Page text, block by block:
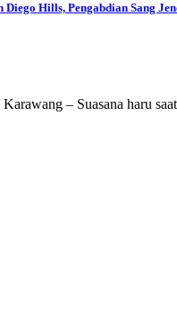
Hills, Pengabdian Sang
– Suasana haru